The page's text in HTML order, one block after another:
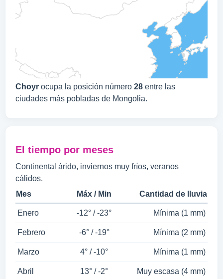
Choyr ocupa la posición número 28 entre las
ciudades más pobladas de Mongolia.
El tiempo por meses
Continental árido, inviernos muy fríos, veranos
cálidos.
Mes
Máx / Min Cantidad de lluvia
Enero -12° / -23° Mínima (1 mm)
Febrero -6° / -19° Mínima (2 mm)
Marzo 4° / -10° Mínima (1 mm)
Abril 13° / -2° Muy escasa (4 mm)